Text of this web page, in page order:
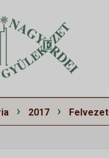
› 2017 ›